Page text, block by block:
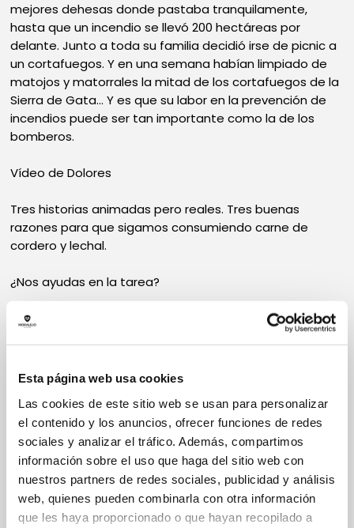
Esta página web usa cookies
Las cookies de este sitio web se usan para personalizar
el contenido y los anuncios, ofrecer funciones de redes
sociales y analizar el tráfico. Además, compartimos
información sobre el uso que haga del sitio web con
nuestros partners de redes sociales, publicidad y análisis
web, quienes pueden combinarla con otra información
que les haya proporcionado o que hayan recopilado a
mejores dehesas donde pastaba tranquilamente,
hasta que un incendio se llevó 200 hectáreas por
delante. Junto a toda su familia decidió irse de picnic a
un cortafuegos. Y en una semana habían limpiado de
matojos y matorrales la mitad de los cortafuegos de la
Sierra de Gata... Y es que su labor en la prevención de
incendios puede ser tan importante como la de los
bomberos.
Vídeo de Dolores
Tres historias animadas pero reales. Tres buenas
razones para que sigamos consumiendo carne de
cordero y lechal.
¿Nos ayudas en la tarea?
PARTAGER SUR :